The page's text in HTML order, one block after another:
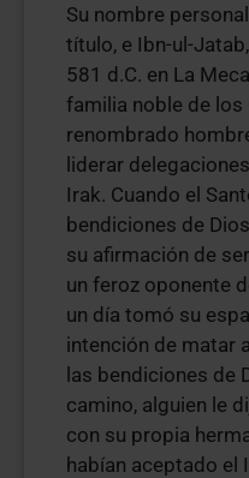
Su nombre
título, e Ibn-ul-
581 d.C. en La
familia noble de los
renombrado
liderar
Irak. Cuando el
bendiciones de
su afirmación de
un feroz oponente
un día tomó su
intención de matar
las bendiciones de
camino, alguien le
con su propia
habían aceptado el